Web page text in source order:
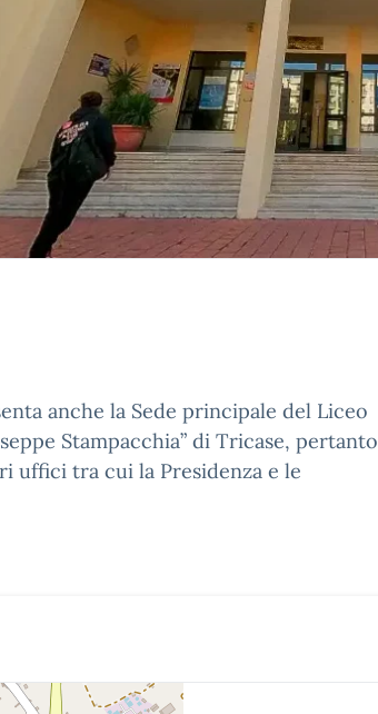
anche la Sede principale del Liceo
Stampacchia” di Tricase, pertanto
uffici tra cui la Presidenza e le